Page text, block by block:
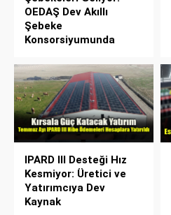
OEDAŞ Dev Akıllı
Şebeke
Konsorsiyumunda
IPARD III Desteği Hız
Kesmiyor: Üretici ve
Yatırımcıya Dev
Kaynak